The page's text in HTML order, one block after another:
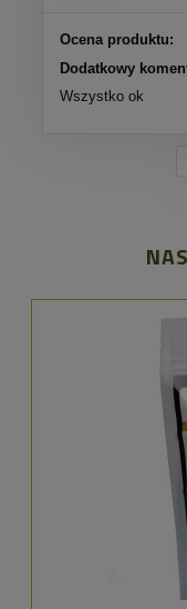
Ocena produktu:
Dodatkowy
Wszystko ok